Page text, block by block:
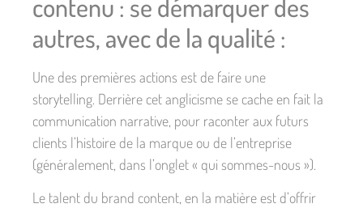
autres, avec de la qualité :
Une des premières actions est de faire une
storytelling. Derrière cet anglicisme se cache en fait la
communication narrative, pour raconter aux futurs
clients l’histoire de la marque ou de l’entreprise
(généralement, dans l’onglet « qui sommes-nous »).
Le talent du brand content, en la matière est d’offrir